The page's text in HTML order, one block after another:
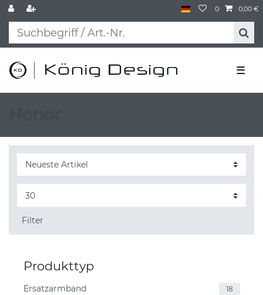
0 0,00 €
☰
Honor
Filter
Produkttyp
Ersatzarmband 18